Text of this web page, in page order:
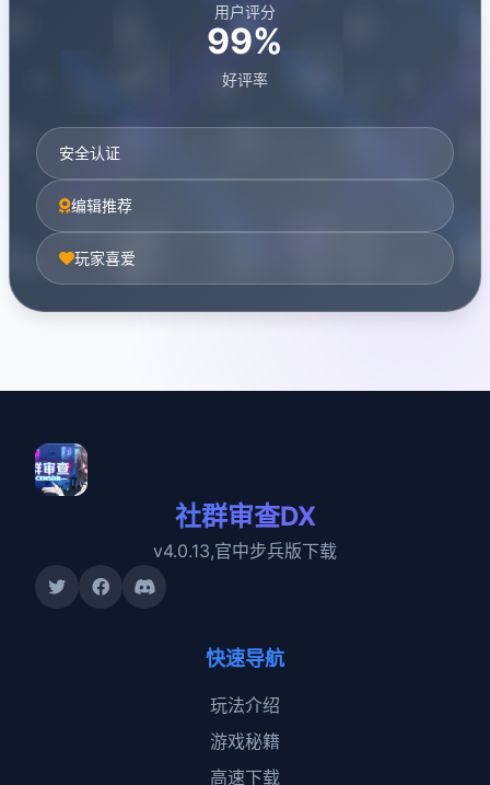
用户评分
99%
好评率
安全认证
编辑推荐
玩家喜爱
社群审查DX
v4.0.13,官中步兵版下载
快速导航
玩法介绍
游戏秘籍
高速下载